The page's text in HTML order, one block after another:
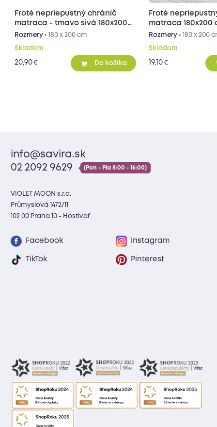
Froté nepriepustný chránič
matraca - tmavo sivá 180x200
cm
Rozmery • 180 x 200 cm
Skladom
20,90€ Do košíka
Froté
matraca 180x200
Rozmery • 180 x 200
Skladom
19,10€
info@savira.sk
02 2092 9629
(Pon - Pia 8:00 - 16:00)
VIOLET MOON s.r.o.
Průmyslová 1472/11
102 00 Praha 10 - Hostivař
Facebook Instagram
TikTok Pinterest